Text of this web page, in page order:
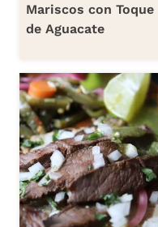
Mariscos con Toque
de Aguacate